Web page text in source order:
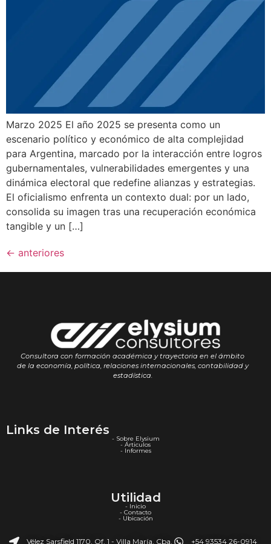
Marzo 2025 El año 2025 se presenta como un
escenario político y económico de alta complejidad
para Argentina, marcado por la interacción entre logros
gubernamentales, vulnerabilidades emergentes y una
dinámica electoral que redefine alianzas y estrategias.
El oficialismo enfrenta un contexto dual: por un lado,
consolida su imagen tras una recuperación económica
tangible y un […]
← anteriores
Consultora con formación académica y trayectoria en el ámbito
de la economía, política, relaciones internacionales, contabilidad y
estadística.
Links de Interés
- Sobre Elysium
- Árticulos
- Informes
Utilidad
- Inicio
- Contacto
- Ubicación
Vélez Sarsfield 1170, Of. 1 - Villa María, Cba. +54 93534 26-0914